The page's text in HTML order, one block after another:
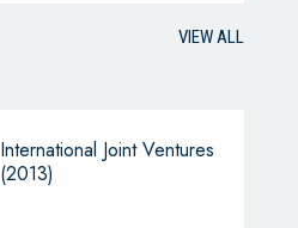
VIEW ALL
International Joint Ventures
(2013)